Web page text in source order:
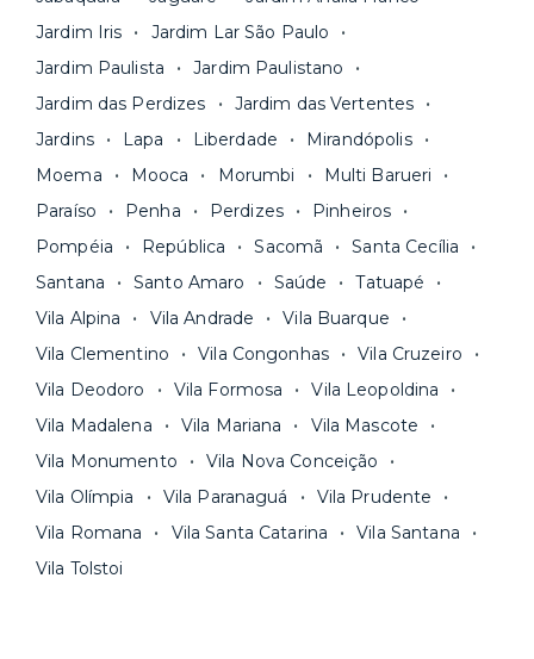
nossa equipe via app.
Seja uma mala ou um caminhão de mudança: é
só levar as suas coisas e começar a morar.
documentação pelo site da Yuca e assina o
contrato na tela do seu computador ou celular.
Simples, seguro e sem burocracia!
Jardim Iris
Jardim Lar São Paulo
Jardim Paulista
Jardim Paulistano
Jardim das Perdizes
Jardim das Vertentes
Jardins
Lapa Liberdade
Mirandópolis
Moema
Mooca Morumbi
Multi Barueri
Paraíso
Penha Perdizes
Pinheiros
Pompéia
República Sacomã
Santa Cecília
Santana
Santo Amaro Saúde
Tatuapé
Vila Alpina
Vila Andrade
Vila Buarque
Vila Clementino
Vila Congonhas
Vila Cruzeiro
Vila Deodoro
Vila Formosa
Vila Leopoldina
Vila Madalena
Vila Mariana
Vila Mascote
Vila Monumento
Vila Nova Conceição
Vila Olímpia
Vila Paranaguá
Vila Prudente
Vila Romana
Vila Santa Catarina
Vila Santana
Vila Tolstoi